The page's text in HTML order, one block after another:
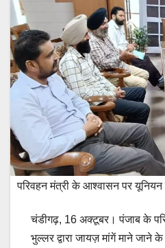
परिवहन मंत्री के आश्वासन पर यूनियन
चंडीगढ़, 16 अक्टूबर। पंजाब के
भुल्लर द्वारा जायज़ मांगें माने